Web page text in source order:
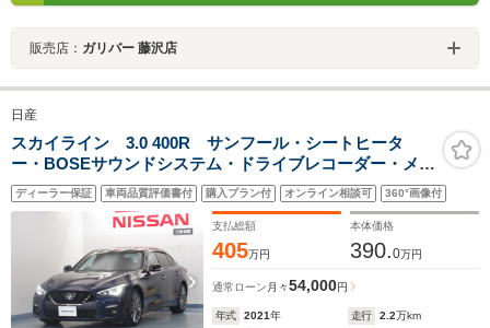
販売店： ガリバー 藤沢店
日産
スカイライン 3.0 400R サンフール・シートヒータ
ー・BOSEサウンドシステム・ドライブレコーダー・メー
カーナビ・アラウンドビューモニター・ETC
ディーラー保証 車両品質評価書付 購入プラン付 オンライン相談可 360°画像付
支払総額
405万円
本体価格
390.0万円
通常ローン 月々54,000円
年式 2021年 走行 2.2万km